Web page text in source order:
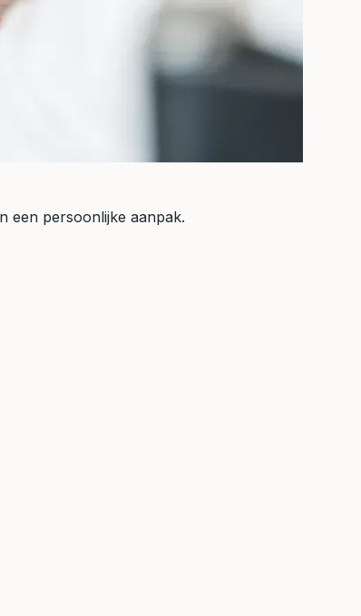
een persoonlijke aanpak.